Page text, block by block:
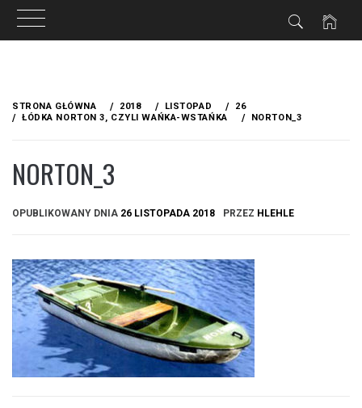
treści
STRONA GŁÓWNA 2018 LISTOPAD
26
ŁÓDKA NORTON 3, CZYLI WAŃKA-WSTAŃKA
NORTON_3
NORTON_3
OPUBLIKOWANY DNIA 26 LISTOPADA 2018 PRZEZ HLEHLE